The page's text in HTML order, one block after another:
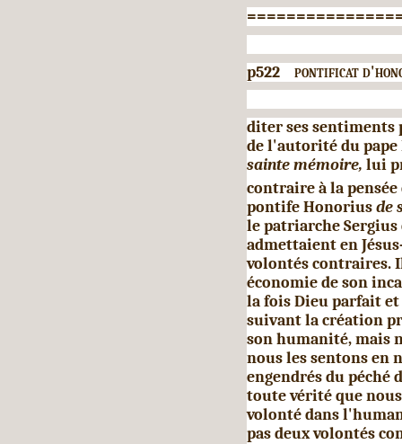
p522 pontificat
diter ses sentiments
de l'autorité du
sainte mémoire, lui
contraire à la pensée
pontife Honoriusde
le patriarche
admettaient en
volontés contraires.
économie de son
la fois Dieu parfait
suivant la création
son humanité, mais
nous les sentons en
engendrés du péché
toute vérité que
volonté dans
pas deux volontés